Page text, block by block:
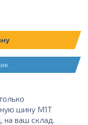
шину М1Т
на ваш склад.